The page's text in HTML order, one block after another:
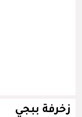
زخرفة ببجي